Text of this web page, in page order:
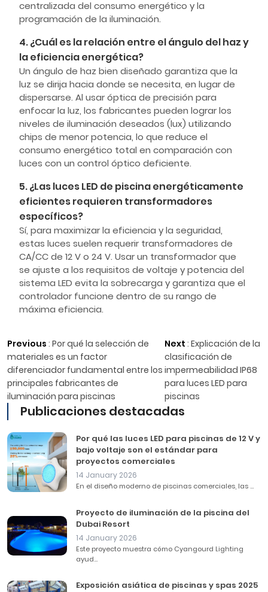
centralizada del consumo energético y la
programación de la iluminación.
4. ¿Cuál es la relación entre el ángulo del haz y
la eficiencia energética?
Un ángulo de haz bien diseñado garantiza que la
luz se dirija hacia donde se necesita, en lugar de
dispersarse. Al usar óptica de precisión para
enfocar la luz, los fabricantes pueden lograr los
niveles de iluminación deseados (lux) utilizando
chips de menor potencia, lo que reduce el
consumo energético total en comparación con
luces con un control óptico deficiente.
5. ¿Las luces LED de piscina energéticamente
eficientes requieren transformadores
específicos?
Sí, para maximizar la eficiencia y la seguridad,
estas luces suelen requerir transformadores de
CA/CC de 12 V o 24 V. Usar un transformador que
se ajuste a los requisitos de voltaje y potencia del
sistema LED evita la sobrecarga y garantiza que el
controlador funcione dentro de su rango de
máxima eficiencia.
Previous : Por qué la selección de
materiales es un factor
diferenciador fundamental entre los
principales fabricantes de
iluminación para piscinas
Next :Explicación de la
clasificación de
impermeabilidad IP68
para luces LED para
piscinas
Publicaciones destacadas
Por qué las luces LED para piscinas de 12 V y
bajo voltaje son el estándar para
proyectos comerciales
14 January 2026
En el diseño moderno de piscinas comerciales, las ...
Proyecto de iluminación de la piscina del
Dubai Resort
14 January 2026
Este proyecto muestra cómo Cyangourd Lighting
ayud...
Exposición asiática de piscinas y spas 2025